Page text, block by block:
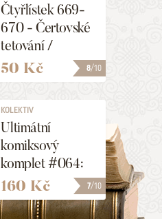
8/10
Čtyřlístek 669-
670 - Čertovské
tetování /
Filipojakubská
noc
50 Kč
7/10
KOLEKTIV
Ultimátní
komiksový
komplet #064:
Marvel Knights -
Spider-man: Jed
160 Kč